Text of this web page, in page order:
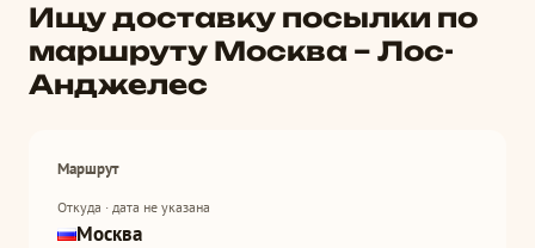
Ищу доставку посылки по
маршруту Москва – Лос-
Анджелес
Маршрут
Откуда · дата не указана
Москва